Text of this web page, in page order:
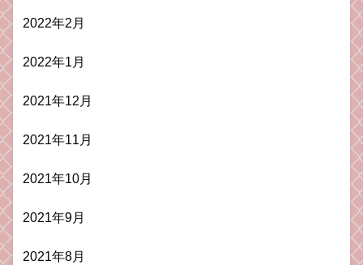
2022年2月
2022年1月
2021年12月
2021年11月
2021年10月
2021年9月
2021年8月